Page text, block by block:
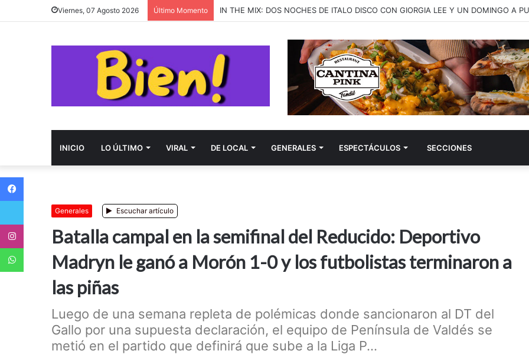
Viernes, 07 Agosto 2026 Último Momento almost monday presenta “better late than never”, una canción sobre las segundas
INICIO LO ÚLTIMO VIRAL DE LOCAL GENERALES ESPECTÁCULOS SECCIONES
Generales Escuchar artículo
Batalla campal en la semifinal del Reducido: Deportivo
Madryn le ganó a Morón 1-0 y los futbolistas terminaron a
las piñas
Luego de una semana repleta de polémicas donde sancionaron al DT del
Gallo por una supuesta declaración, el equipo de Península de Valdés se
metió en el partido que definirá que sube a la Liga P...